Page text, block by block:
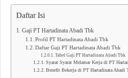
Daftar Isi
Gaji PT Hartadinata Abadi Tbk
Profil PT Hartadinata Abadi Tbk
Daftar Gaji PT Hartadinata Abadi Tbk
Tabel Gaji PT Hartadinata Abadi Tbk
Syarat Syarat Melamar Kerja di PT
Benefit Bekerja di PT Hartadinata Abadi